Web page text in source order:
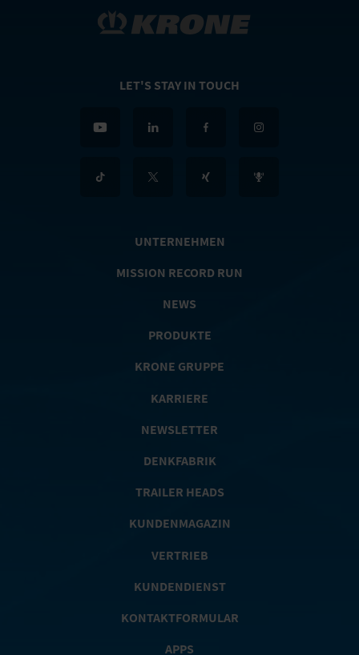
LET'S STAY IN TOUCH
UNTERNEHMEN
MISSION RECORD RUN
NEWS
PRODUKTE
KRONE GRUPPE
KARRIERE
NEWSLETTER
DENKFABRIK
TRAILER HEADS
KUNDENMAGAZIN
VERTRIEB
KUNDENDIENST
KONTAKTFORMULAR
APPS